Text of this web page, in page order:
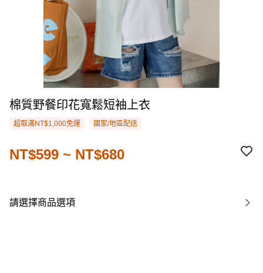
棉質野餐印花寬鬆短袖上衣
超取滿NT$1,000免運 國家/地區配送
NT$599 ~ NT$680
請選擇商品選項